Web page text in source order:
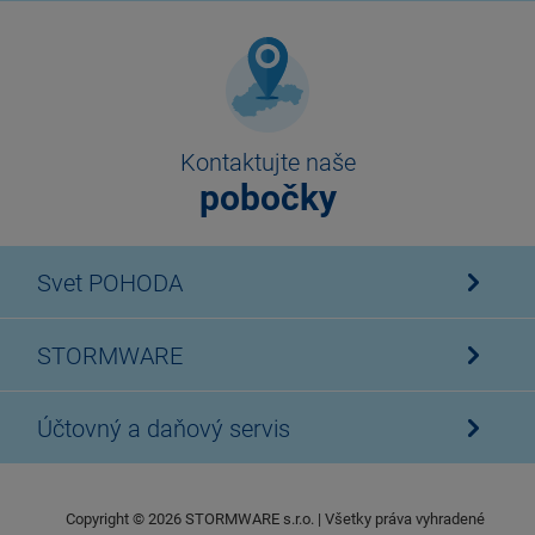
Kontaktujte naše
pobočky
Svet POHODA
STORMWARE
Účtovný a daňový servis
Copyright © 2026STORMWARE s.r.o. | Všetky práva vyhradené